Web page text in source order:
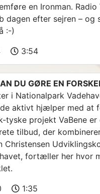
en Ironman.
dagen efter sejren –
:-)
3:54
DU GØRE EN
i Nationalpark
aktivt hjælper med at
tyske projekt VaBene
tilbud, der
Christensen
fortæller her hvor
1:35